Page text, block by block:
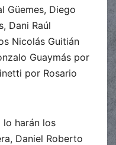
Güemes, Diego
Dani Raúl
Nicolás Guitián
Guaymás por
por Rosario
harán los
Daniel Roberto